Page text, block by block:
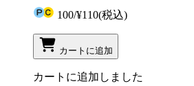
100/¥110(税込)
カートに追加
カートに追加しました